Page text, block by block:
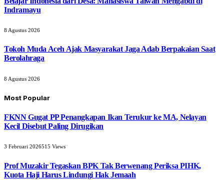
Indramayu
8 Agustus 2026
Tokoh Muda Aceh Ajak Masyarakat Jaga Adab Berpakaian Saat
Berolahraga
8 Agustus 2026
Most Popular
FKNN Gugat PP Penangkapan Ikan Terukur ke MA, Nelayan
Kecil Disebut Paling Dirugikan
3 Februari 2026515 Views
Prof Muzakir Tegaskan BPK Tak Berwenang Periksa PIHK,
Kuota Haji Harus Lindungi Hak Jemaah